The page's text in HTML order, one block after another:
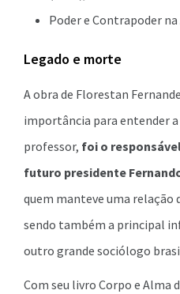
Poder e Contrapoder
Legado e morte
A obra de Florestan
importância para entender
professor, foi o
futuro presidente
quem manteve uma relação
sendo também a principal
outro grande sociólogo
Com seu livro Corpo e Alma